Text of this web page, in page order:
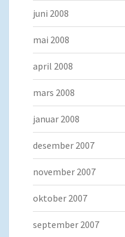
juni 2008
mai 2008
april 2008
mars 2008
januar 2008
desember 2007
november 2007
oktober 2007
september 2007